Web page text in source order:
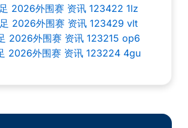
2026外围赛 资讯 123422 1lz
2026外围赛 资讯 123429 vlt
2026外围赛 资讯 123215 op6
2026外围赛 资讯 123224 4gu